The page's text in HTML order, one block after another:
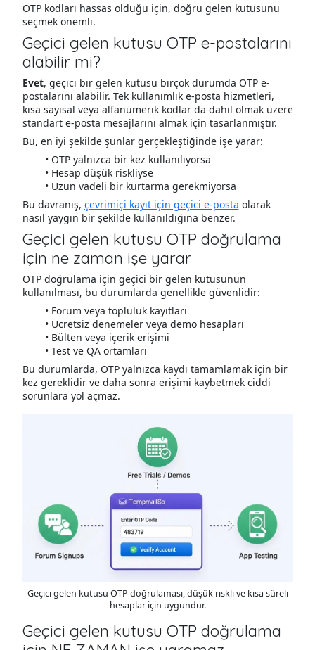
OTP kodları hassas olduğu için, doğru gelen kutusunu
seçmek önemli.
Geçici gelen kutusu OTP e-postalarını
alabilir mi?
Evet, geçici bir gelen kutusu birçok durumda OTP e-
postalarını alabilir. Tek kullanımlık e-posta hizmetleri,
kısa sayısal veya alfanümerik kodlar da dahil olmak üzere
standart e-posta mesajlarını almak için tasarlanmıştır.
Bu, en iyi şekilde şunlar gerçekleştiğinde işe yarar:
OTP yalnızca bir kez kullanılıyorsa
Hesap düşük riskliyse
Uzun vadeli bir kurtarma gerekmiyorsa
Bu davranış, çevrimiçi kayıt için geçici e-posta olarak
nasıl yaygın bir şekilde kullanıldığına benzer.
Geçici gelen kutusu OTP doğrulama
için ne zaman işe yarar
OTP doğrulama için geçici bir gelen kutusunun
kullanılması, bu durumlarda genellikle güvenlidir:
Forum veya topluluk kayıtları
Ücretsiz denemeler veya demo hesapları
Bülten veya içerik erişimi
Test ve QA ortamları
Bu durumlarda, OTP yalnızca kaydı tamamlamak için bir
kez gereklidir ve daha sonra erişimi kaybetmek ciddi
sorunlara yol açmaz.
Geçici gelen kutusu OTP doğrulaması, düşük riskli ve kısa süreli
hesaplar için uygundur.
Geçici gelen kutusu OTP doğrulama